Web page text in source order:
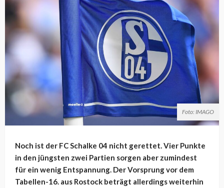
Foto: IMAGO
Noch ist der FC Schalke 04 nicht gerettet. Vier Punkte
in den jüngsten zwei Partien sorgen aber zumindest
für ein wenig Entspannung. Der Vorsprung vor dem
Tabellen-16. aus Rostock beträgt allerdings weiterhin